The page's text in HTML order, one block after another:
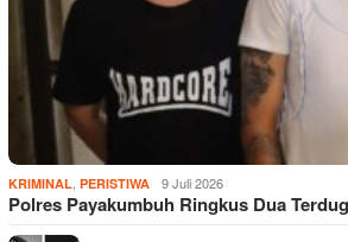
KRIMINAL, PERISTIWA 9 Juli 2026
Polres Payakumbuh Ringkus Dua